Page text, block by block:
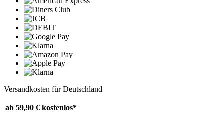
Versandkosten für Deutschland
ab 59,90 € kostenlos*